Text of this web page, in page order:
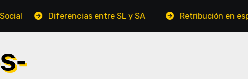
Diferencias entre SL y SA Retribución en especie